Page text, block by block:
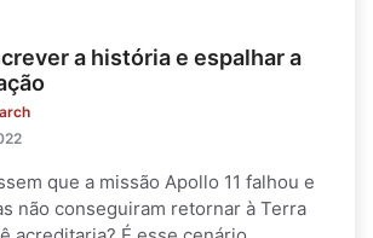
a história e espalhar a
que a missão Apollo 11 falhou e
não conseguiram retornar à Terra